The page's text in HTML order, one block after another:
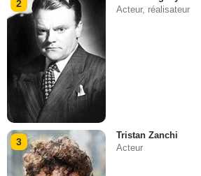
2
Acteur, réalisateur
3
Tristan Zanchi
Acteur